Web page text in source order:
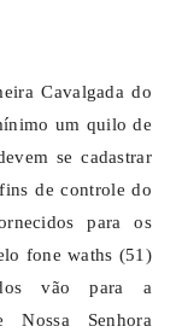
Cavalgada do
um quilo de
se cadastrar
de controle do
para os
fone waths (51)
vão para a
Nossa Senhora